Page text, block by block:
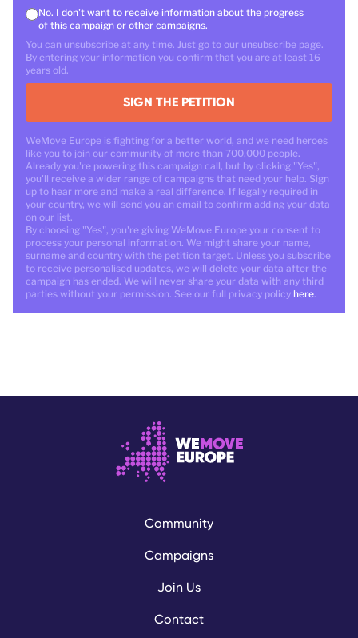
No. I don't want to receive information about the progress
of this campaign or other campaigns.
You can unsubscribe at any time. Just go to our unsubscribe page.
By entering your information you confirm that you are at least 16
years old.
SIGN THE PETITION
WeMove Europe is fighting for a better world, and we need heroes
like you to join our community of more than 700,000 people.
Already you're powering this campaign call, but by clicking "Yes",
you'll receive a wider range of campaigns that need your help. Sign
up to hear more and make a real difference. If legally required in
your country, we will send you an email to confirm adding your data
on our list.
By choosing "Yes", you're giving WeMove Europe your consent to
process your personal information. We might share your name,
surname and country with the petition target. Unless you subscribe
to receive personalised updates, we will delete your data after the
campaign has ended. We will never share your data with any third
parties without your permission. See our full privacy policy here.
Community
Campaigns
Join Us
Contact